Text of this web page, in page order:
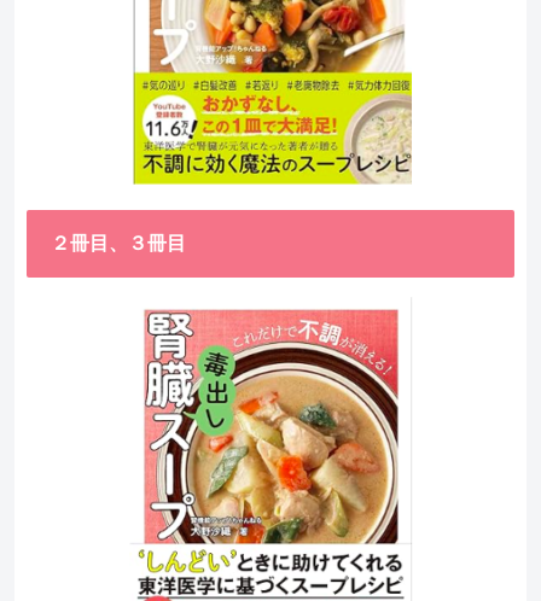
２冊目、３冊目